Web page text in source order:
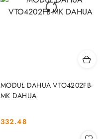
MODUŁ DAHUA VTO4202FB-
MK DAHUA
Cena:
332.48